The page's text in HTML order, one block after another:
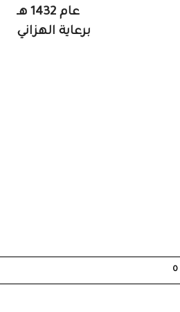
عام 1432 هـ
برعاية الهزاني
0